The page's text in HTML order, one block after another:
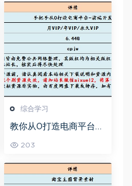
综合学习
教你从0打造电商平台前
资源打包下载
203